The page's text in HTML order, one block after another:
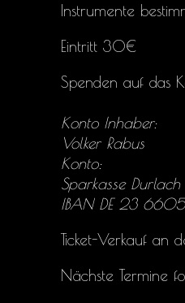
Instrumente
Eintritt 30€
Spenden auf das
Konto Inhaber:
Volker Rabus
Konto:
Sparkasse Durlach
IBAN DE 23
Ticket-Verkauf an
Nächste Termine